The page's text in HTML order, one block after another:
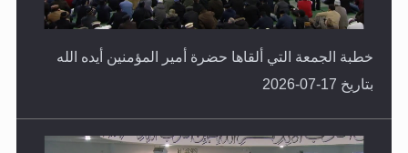
خطبة الجمعة التي ألقاها حضرة أمير المؤمنين أيده الله
بتاريخ 17-07-2026